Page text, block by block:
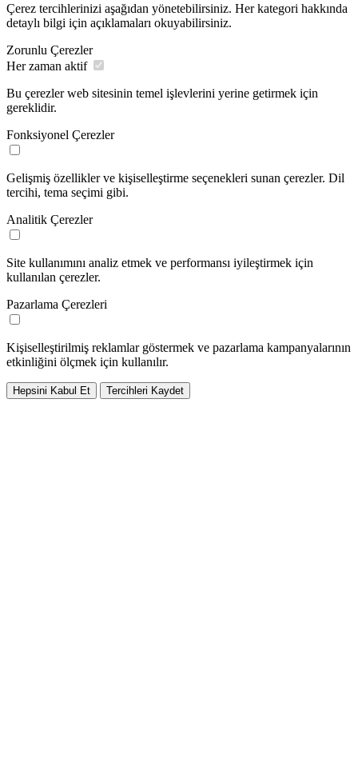
Çerez tercihlerinizi aşağıdan yönetebilirsiniz. Her kategori hakkında
detaylı bilgi için açıklamaları okuyabilirsiniz.
Zorunlu Çerezler
Her zaman aktif
Bu çerezler web sitesinin temel işlevlerini yerine getirmek için
gereklidir.
Fonksiyonel Çerezler
Gelişmiş özellikler ve kişiselleştirme seçenekleri sunan çerezler. Dil
tercihi, tema seçimi gibi.
Analitik Çerezler
Site kullanımını analiz etmek ve performansı iyileştirmek için
kullanılan çerezler.
Pazarlama Çerezleri
Kişiselleştirilmiş reklamlar göstermek ve pazarlama kampanyalarının
etkinliğini ölçmek için kullanılır.
Hepsini Kabul Et Tercihleri Kaydet